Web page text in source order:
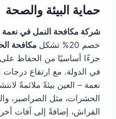
حماية البيئة والصحة
شركة مكافحة النمل في نعمة
خصم 20% تشكل
مكافحة
جزءًا أساسيًا من الحفاظ على
في الدولة. مع ارتفاع درجات
نعمة – العين بيئةً ملائمةً
الحشرات، مثل الصراصير،
الفراش، إضافةً إلى آفات